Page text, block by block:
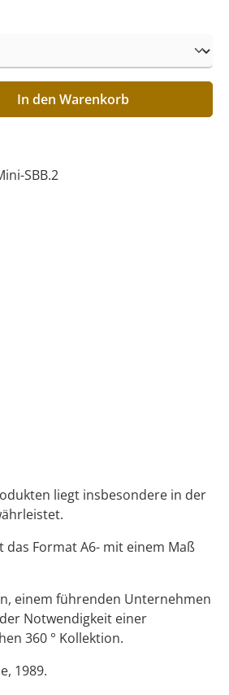
In den Warenkorb
SBB.2
liegt insbesondere in der
Format A6- mit einem Maß
einem führenden Unternehmen
Notwendigkeit einer
360 ° Kollektion.
1989.